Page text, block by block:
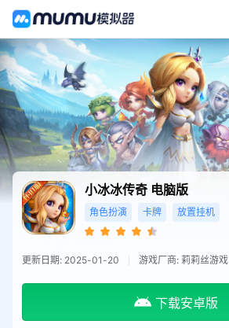
小冰冰传奇 电脑版
角色扮演 卡牌 放置挂机
更新日期: 2025-01-20 游戏厂商: 莉莉丝游戏
下载安卓版